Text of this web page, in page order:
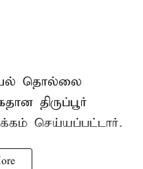
தொல்லை
திருப்பூர்
செய்யப்பட்டார்.